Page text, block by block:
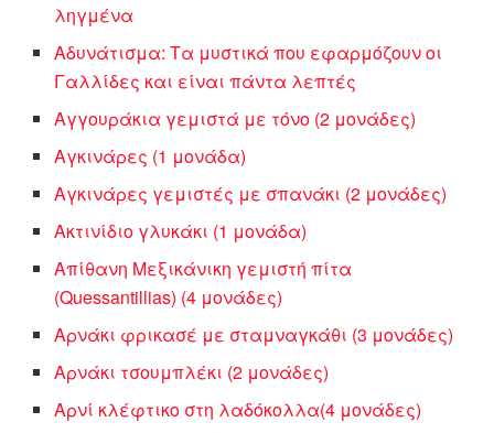
ληγμένα
Αδυνάτισμα: Τα μυστικά που εφαρμόζουν οι
Γαλλίδες και είναι πάντα λεπτές
Αγγουράκια γεμιστά με τόνο (2 μονάδες)
Αγκινάρες (1 μονάδα)
Αγκινάρες γεμιστές με σπανάκι (2 μονάδες)
Ακτινίδιο γλυκάκι (1 μονάδα)
Απίθανη Μεξικάνικη γεμιστή πίτα
(Quessantillias) (4 μονάδες)
Αρνάκι φρικασέ με σταμναγκάθι (3 μονάδες)
Αρνάκι τσουμπλέκι (2 μονάδες)
Αρνί κλέφτικο στη λαδόκολλα(4 μονάδες)